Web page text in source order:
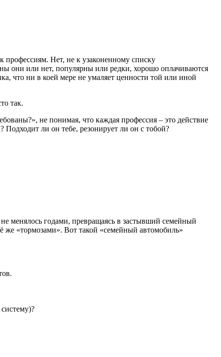
Нет, не к узаконенному списку
они или нет, популярны или редки, хорошо оплачиваются
что ни в коей мере не умаляет ценности той или иной
так.
не понимая, что каждая профессия – это действие
Подходит ли он тебе, резонирует ли он с тобой?
менялось годами, превращаясь в застывший семейный
же «тормозами». Вот такой «семейный автомобиль»